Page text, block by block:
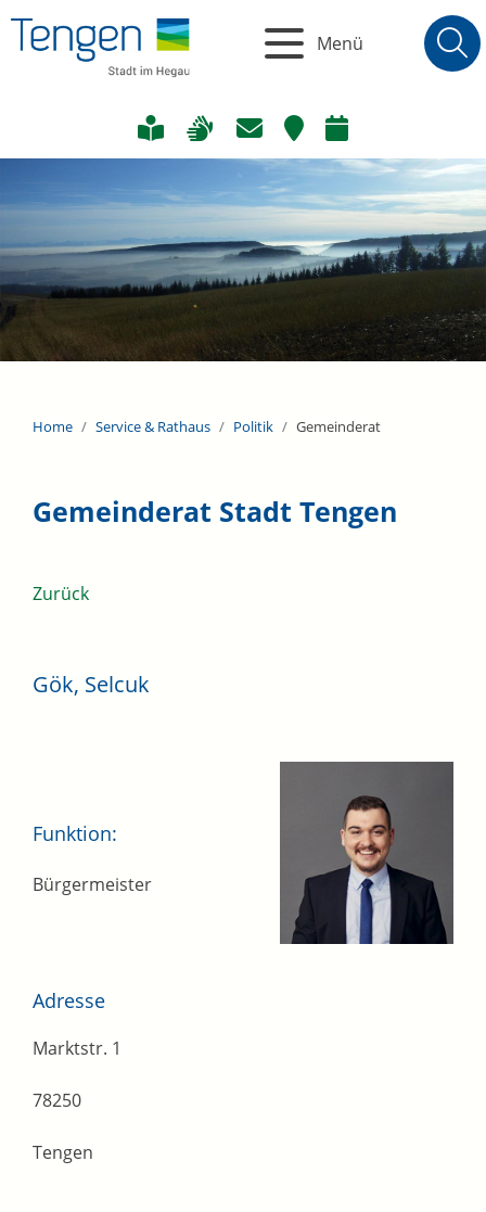
Menü
Home Service & Rathaus Politik Gemeinderat
Gemeinderat Stadt Tengen
Zurück
Gök, Selcuk
Funktion:
Bürgermeister
Adresse
Marktstr. 1
78250
Tengen